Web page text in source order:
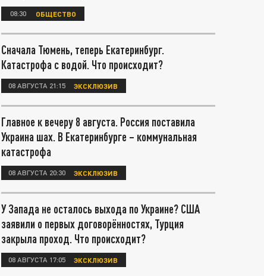
08:30 ОБЩЕСТВО
Сначала Тюмень, теперь Екатеринбург.
Катастрофа с водой. Что происходит?
08 АВГУСТА 21:15 ЭКСКЛЮЗИВ
Главное к вечеру 8 августа. Россия поставила
Украина шах. В Екатеринбурге – коммунальная
катастрофа
08 АВГУСТА 20:30 ЭКСКЛЮЗИВ
У Запада не осталось выхода по Украине? США
заявили о первых договорённостях, Турция
закрыла проход. Что происходит?
08 АВГУСТА 17:05 ЭКСКЛЮЗИВ